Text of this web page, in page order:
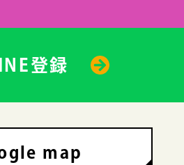
登録
map